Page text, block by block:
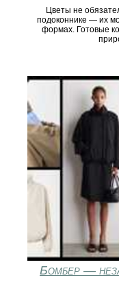
Цветы не
подоконнике — их
формах. Готовые
Бомбер —